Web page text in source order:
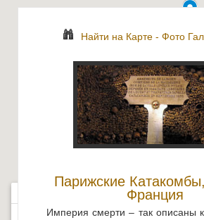
Найти на Карте -Фото
Парижские
Франция
Империя смерти – так описаны